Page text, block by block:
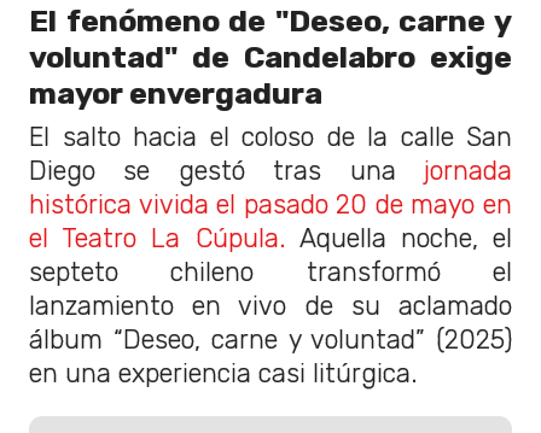
El fenómeno de "Deseo, carne y
voluntad" de Candelabro exige
mayor envergadura
El salto hacia el coloso de la calle San
Diego se gestó tras una jornada
histórica vivida el pasado 20 de mayo en
el Teatro La Cúpula. Aquella noche, el
septeto chileno transformó el
lanzamiento en vivo de su aclamado
álbum “Deseo, carne y voluntad” (2025)
en una experiencia casi litúrgica.